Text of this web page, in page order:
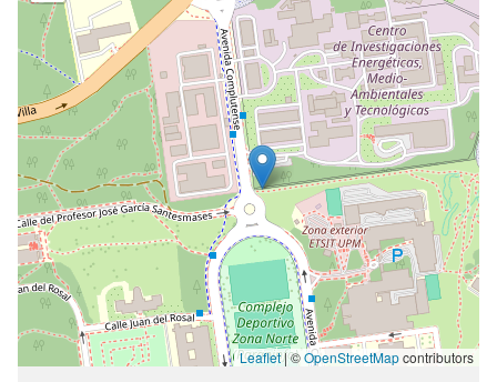
Leaflet| ©OpenStreetMapcontributors